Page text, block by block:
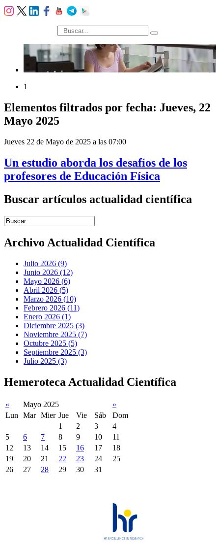
búsqueda
1
Elementos filtrados por fecha: Jueves, 22
Mayo 2025
Jueves 22 de Mayo de 2025 a las 07:00
Un estudio aborda los desafíos de los
profesores de Educación Física
Buscar artículos actualidad científica
Introduce términos de búsqueda
Archivo Actualidad Científica
Julio 2026 (9)
Junio 2026 (12)
Mayo 2026 (6)
Abril 2026 (5)
Marzo 2026 (10)
Febrero 2026 (11)
Enero 2026 (1)
Diciembre 2025 (3)
Noviembre 2025 (7)
Octubre 2025 (5)
Septiembre 2025 (3)
Julio 2025 (3)
Hemeroteca Actualidad Científica
« Mayo 2025
»
Lun
Mar Mier Jue Vie Sáb
Dom
1
2 3
4
5
6 7 8 9 10
11
12
13 14 15 16 17
18
19
20 21 22 23 24
25
26
27 28 29 30 31